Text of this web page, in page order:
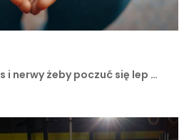
i nerwy żeby poczuć się lep …